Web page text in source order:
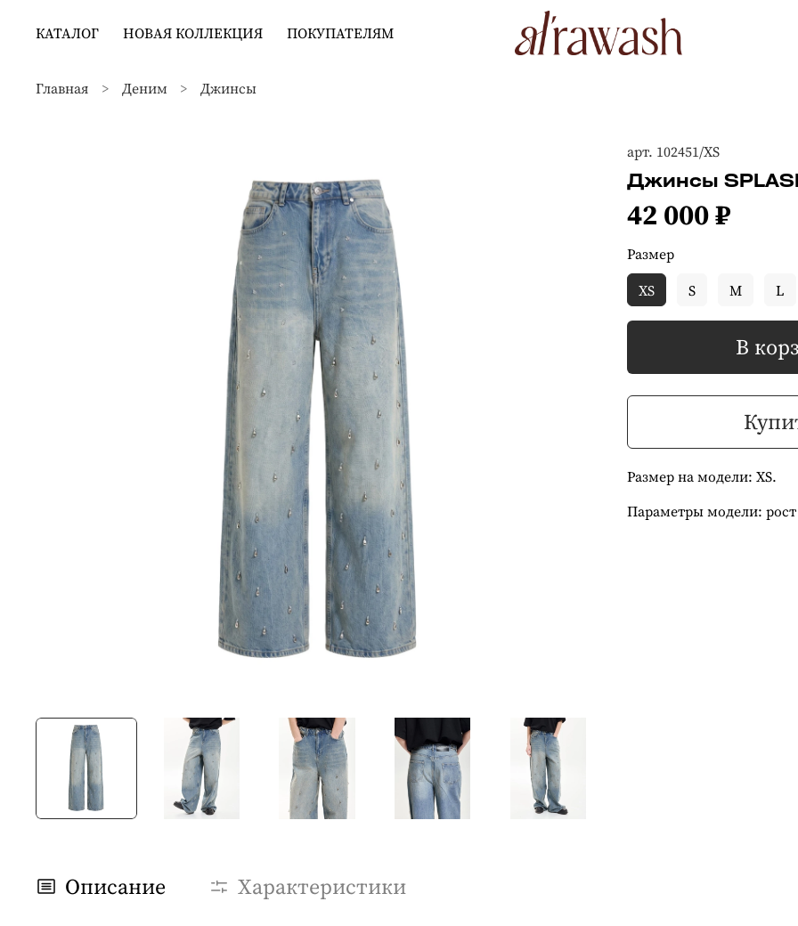
КАТАЛОГ НОВАЯ КОЛЛЕКЦИЯ ПОКУПАТЕЛЯМ
Главная Деним Джинсы
арт. 102451/XS
Джинсы
42 000 ₽
В
Размер
XS
S M L
Размер на модели: XS.
Параметры модели: рост
Описание Характеристики